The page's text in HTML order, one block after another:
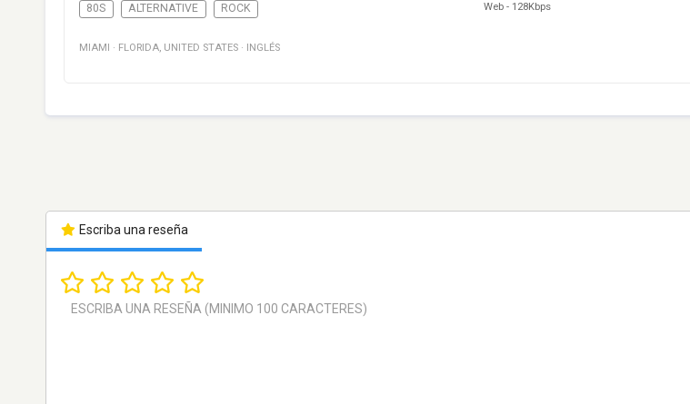
80S ALTERNATIVE ROCK Web - 128Kbps
MIAMI · FLORIDA, UNITED STATES · INGLÉS
Escriba una reseña